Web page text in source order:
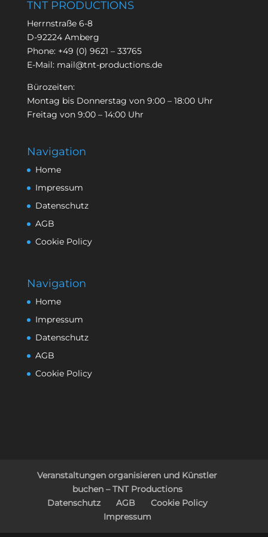
TNT PRODUCTIONS
Herrnstraße 6-8
D-92224 Amberg
Phone: +49 (0) 9621 – 33765
E-Mail: mail@tnt-productions.de
Bürozeiten:
Montag bis Donnerstag von 9:00 – 18:00 Uhr
Freitag von 9:00 – 14:00 Uhr
Navigation
Home
Impressum
Datenschutz
AGB
Cookie Policy
Navigation
Home
Impressum
Datenschutz
AGB
Cookie Policy
Veranstaltungen organisieren und Künstler
buchen – TNT Productions
Datenschutz
AGB
Cookie Policy
Impressum